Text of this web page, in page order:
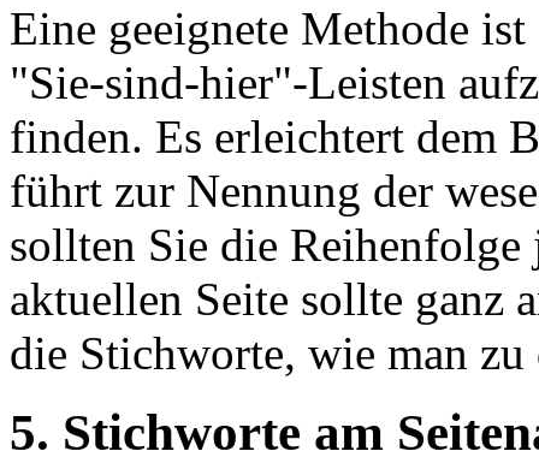
Eine geeignete Methode
"Sie-sind-hier"-Leisten
finden. Es erleichtert dem
führt zur Nennung der
sollten Sie die
aktuellen Seite sollte ganz
die Stichworte, wie man
5. Stichworte am